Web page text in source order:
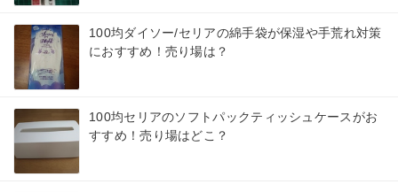
100均ダイソー/セリアの綿手袋が保湿や手荒れ対策
におすすめ！売り場は？
100均セリアのソフトパックティッシュケースがお
すすめ！売り場はどこ？